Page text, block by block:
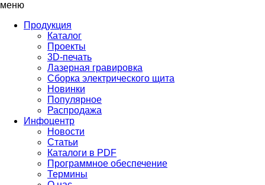
меню
Продукция
Каталог
Проекты
3D-печать
Лазерная гравировка
Сборка электрического щита
Новинки
Популярное
Распродажа
Инфоцентр
Новости
Статьи
Каталоги в PDF
Программное обеспечение
Термины